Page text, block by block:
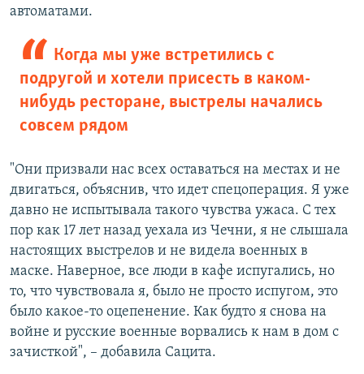
автоматами.
Когда мы уже встретились с
подругой и хотели присесть в каком-
нибудь ресторане, выстрелы начались
совсем рядом
"Они призвали нас всех оставаться на местах и не
двигаться, объяснив, что идет спецоперация. Я уже
давно не испытывала такого чувства ужаса. С тех
пор как 17 лет назад уехала из Чечни, я не слышала
настоящих выстрелов и не видела военных в
маске. Наверное, все люди в кафе испугались, но
то, что чувствовала я, было не просто испугом, это
было какое-то оцепенение. Как будто я снова на
войне и русские военные ворвались к нам в дом с
зачисткой", – добавила Сацита.